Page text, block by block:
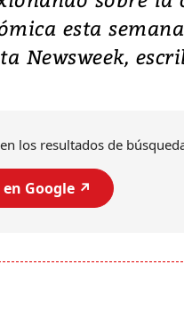
esta
Newsweek,
los resultados de
Google ↗️
promesas de
en defensa,
tierras raras
Entre recuerdos y